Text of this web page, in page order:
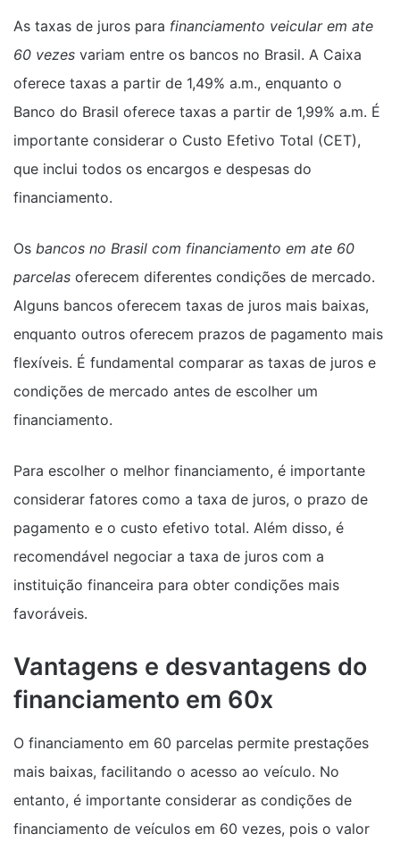
As taxas de juros para financiamento veicular em ate
60 vezes variam entre os bancos no Brasil. A Caixa
oferece taxas a partir de 1,49% a.m., enquanto o
Banco do Brasil oferece taxas a partir de 1,99% a.m. É
importante considerar o Custo Efetivo Total (CET),
que inclui todos os encargos e despesas do
financiamento.
Os bancos no Brasil com financiamento em ate 60
parcelas oferecem diferentes condições de mercado.
Alguns bancos oferecem taxas de juros mais baixas,
enquanto outros oferecem prazos de pagamento mais
flexíveis. É fundamental comparar as taxas de juros e
condições de mercado antes de escolher um
financiamento.
Para escolher o melhor financiamento, é importante
considerar fatores como a taxa de juros, o prazo de
pagamento e o custo efetivo total. Além disso, é
recomendável negociar a taxa de juros com a
instituição financeira para obter condições mais
favoráveis.
Vantagens e desvantagens do
financiamento em 60x
O financiamento em 60 parcelas permite prestações
mais baixas, facilitando o acesso ao veículo. No
entanto, é importante considerar as condições de
financiamento de veículos em 60 vezes, pois o valor